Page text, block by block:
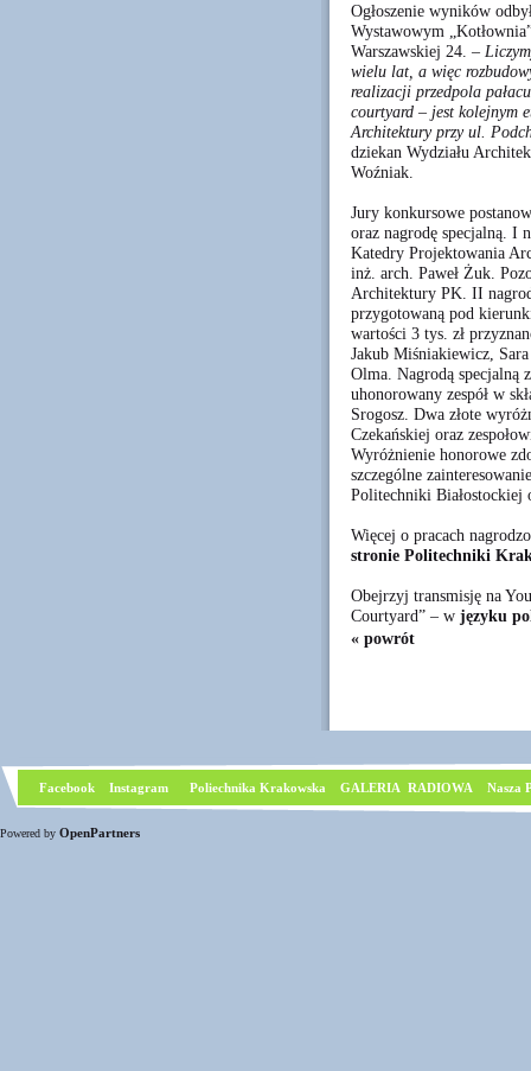
Ogłoszenie wyników
Wystawowym
Warszawskiej 24. –
wielu lat, a więc
realizacji przedpola
courtyard – jest kolejnym
Architektury przy ul.
dziekan Wydziału
Woźniak.
Jury konkursowe
oraz nagrodę specjalną. I
Katedry Projektowania
inż. arch. Paweł Żuk.
Architektury PK. II
przygotowaną pod
wartości 3 tys. zł
Jakub Miśniakiewicz,
Olma. Nagrodą specjalną
uhonorowany zespół w
Srogosz. Dwa złote
Czekańskiej oraz
Wyróżnienie honorowe
szczególne
Politechniki Białostockiej
Więcej o pracach
stronie Politechniki
Obejrzyj transmisję na
Courtyard” – w języku
« powrót
Facebook Instagram Poliechnika Krakowska GALERIA RADIOWA Nasza
Powered by OpenPartners